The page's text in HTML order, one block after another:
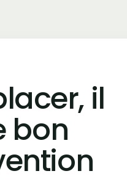
il
bon